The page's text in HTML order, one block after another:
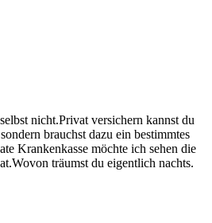
nicht.Privat versichern kannst du
brauchst dazu ein bestimmtes
Krankenkasse möchte ich sehen die
träumst du eigentlich nachts.